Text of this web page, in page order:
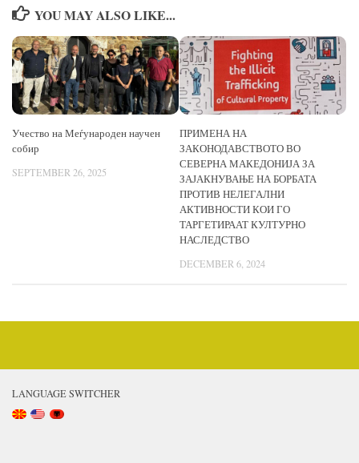
YOU MAY ALSO LIKE...
Учество на Меѓународен научен
собир
SEPTEMBER 26, 2025
ПРИМЕНА НА
ЗАКОНОДАВСТВОТО ВО
СЕВЕРНА МАКЕДОНИЈА ЗА
ЗАЈАКНУВАЊЕ НА БОРБАТА
ПРОТИВ НЕЛЕГАЛНИ
АКТИВНОСТИ КОИ ГО
ТАРГЕТИРААТ КУЛТУРНО
НАСЛЕДСТВО
DECEMBER 6, 2024
LANGUAGE SWITCHER